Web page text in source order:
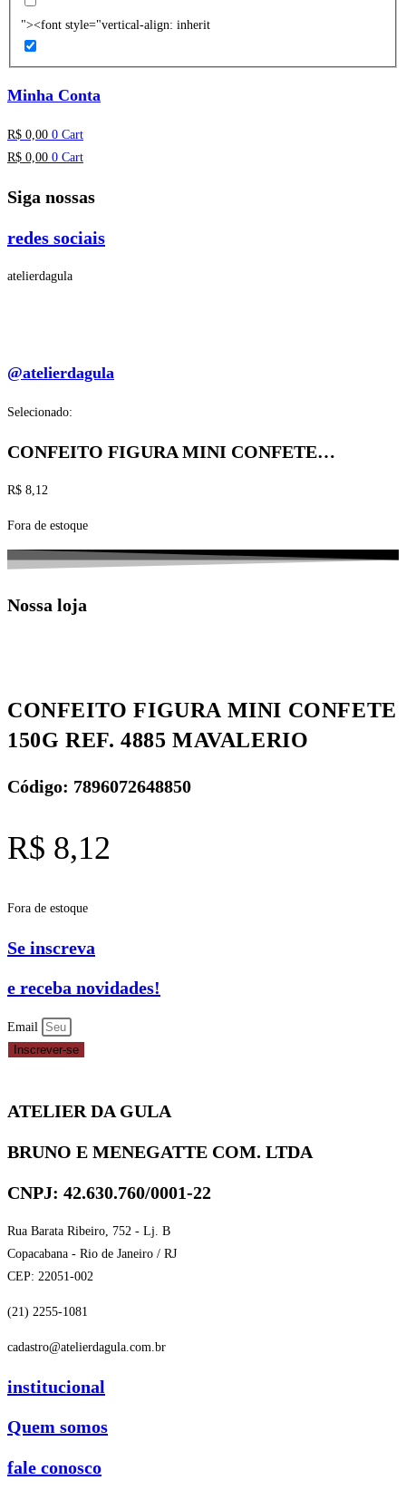
"><font style="vertical-align: inherit
Minha Conta
R$ 0,00 0 Cart
R$ 0,00 0 Cart
Siga nossas
redes sociais
atelierdagula
@atelierdagula
Selecionado:
CONFEITO FIGURA MINI CONFETE…
R$ 8,12
Fora de estoque
Nossa loja
CONFEITO FIGURA MINI CONFETE
150G REF. 4885 MAVALERIO
Código: 7896072648850
R$ 8,12
Fora de estoque
Se inscreva
e receba novidades!
Email
Inscrever-se
ATELIER DA GULA
BRUNO E MENEGATTE COM. LTDA
CNPJ: 42.630.760/0001-22
Rua Barata Ribeiro, 752 - Lj. B
Copacabana - Rio de Janeiro / RJ
CEP: 22051-002
(21) 2255-1081
cadastro@atelierdagula.com.br
institucional
Quem somos
fale conosco